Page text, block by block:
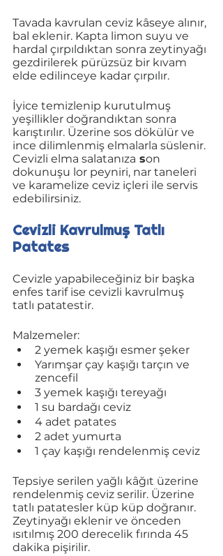
Tavada kavrulan ceviz kâseye alınır,
bal eklenir. Kapta limon suyu ve
hardal çırpıldıktan sonra zeytinyağı
gezdirilerek pürüzsüz bir kıvam
elde edilinceye kadar çırpılır.
İyice temizlenip kurutulmuş
yeşillikler doğrandıktan sonra
karıştırılır. Üzerine sos dökülür ve
ince dilimlenmiş elmalarla süslenir.
Cevizli elma salatanıza son
dokunuşu lor peyniri, nar taneleri
ve karamelize ceviz içleri ile servis
edebilirsiniz.
Cevizli Kavrulmuş Tatlı
Patates
Cevizle yapabileceğiniz bir başka
enfes tarif ise cevizli kavrulmuş
tatlı patatestir.
Malzemeler:
2 yemek kaşığı esmer şeker
Yarımşar çay kaşığı tarçın ve
zencefil
3 yemek kaşığı tereyağı
1 su bardağı ceviz
4 adet patates
2 adet yumurta
1 çay kaşığı rendelenmiş ceviz
Tepsiye serilen yağlı kâğıt üzerine
rendelenmiş ceviz serilir. Üzerine
tatlı patatesler küp küp doğranır.
Zeytinyağı eklenir ve önceden
ısıtılmış 200 derecelik fırında 45
dakika pişirilir.